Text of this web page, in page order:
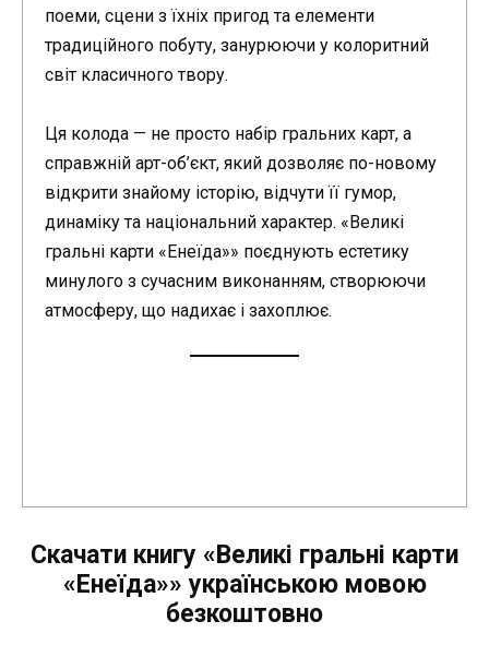
поеми, сцени з їхніх пригод та елементи
традиційного побуту, занурюючи у колоритний
світ класичного твору.
Ця колода — не просто набір гральних карт, а
справжній арт-об’єкт, який дозволяє по-новому
відкрити знайому історію, відчути її гумор,
динаміку та національний характер. «Великі
гральні карти «Енеїда»» поєднують естетику
минулого з сучасним виконанням, створюючи
атмосферу, що надихає і захоплює.
Скачати книгу «Великі гральні карти
«Енеїда»» українською мовою
безкоштовно